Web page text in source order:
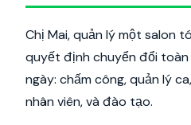
Chị Mai, quản lý một salon
quyết định chuyển đổi
ngày: chấm công, quản lý
nhân viên, và đào tạo.